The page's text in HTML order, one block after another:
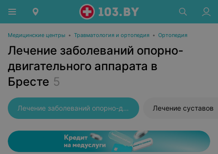
Медицинские центры • Травматология и ортопедия • Ортопедия
Лечение заболеваний опорно-
двигательного аппарата в
Бресте 5
Лечение заболеваний опорно-двигательного аппарата Лечение суставов